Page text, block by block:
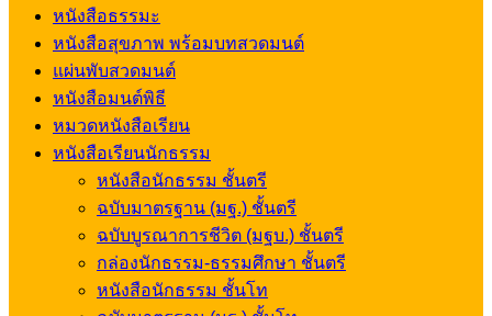
หนังสือธรรมะ
หนังสือสุขภาพ พร้อมบทสวดมนต์
แผ่นพับสวดมนต์
หนังสือมนต์พิธี
หมวดหนังสือเรียน
หนังสือเรียนนักธรรม
หนังสือนักธรรม ชั้นตรี
ฉบับมาตรฐาน (มฐ.) ชั้นตรี
ฉบับบูรณาการชีวิต (มฐบ.) ชั้นตรี
กล่องนักธรรม-ธรรมศึกษา ชั้นตรี
หนังสือนักธรรม ชั้นโท